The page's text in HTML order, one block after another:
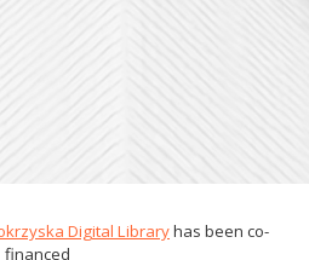
Digital Libraryhas been co-
financed